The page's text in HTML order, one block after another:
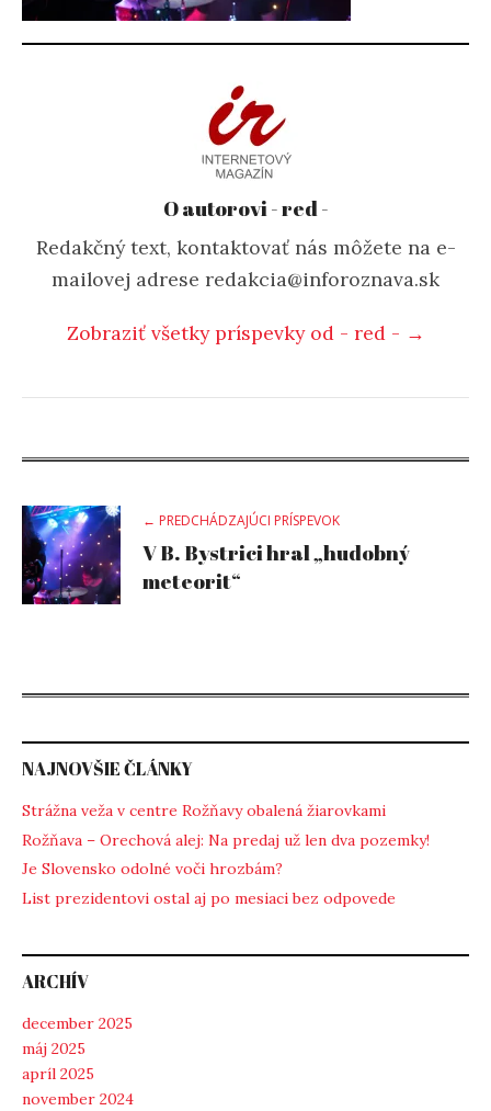
O autorovi - red -
Redakčný text, kontaktovať nás môžete na e-
mailovej adrese redakcia@inforoznava.sk
Zobraziť všetky príspevky od - red - →
Post
navigation
← PREDCHÁDZAJÚCI PRÍSPEVOK
V B. Bystrici hral „hudobný
meteorit“
NAJNOVŠIE ČLÁNKY
Strážna veža v centre Rožňavy obalená žiarovkami
Rožňava – Orechová alej: Na predaj už len dva pozemky!
Je Slovensko odolné voči hrozbám?
List prezidentovi ostal aj po mesiaci bez odpovede
ARCHÍV
december 2025
máj 2025
apríl 2025
november 2024